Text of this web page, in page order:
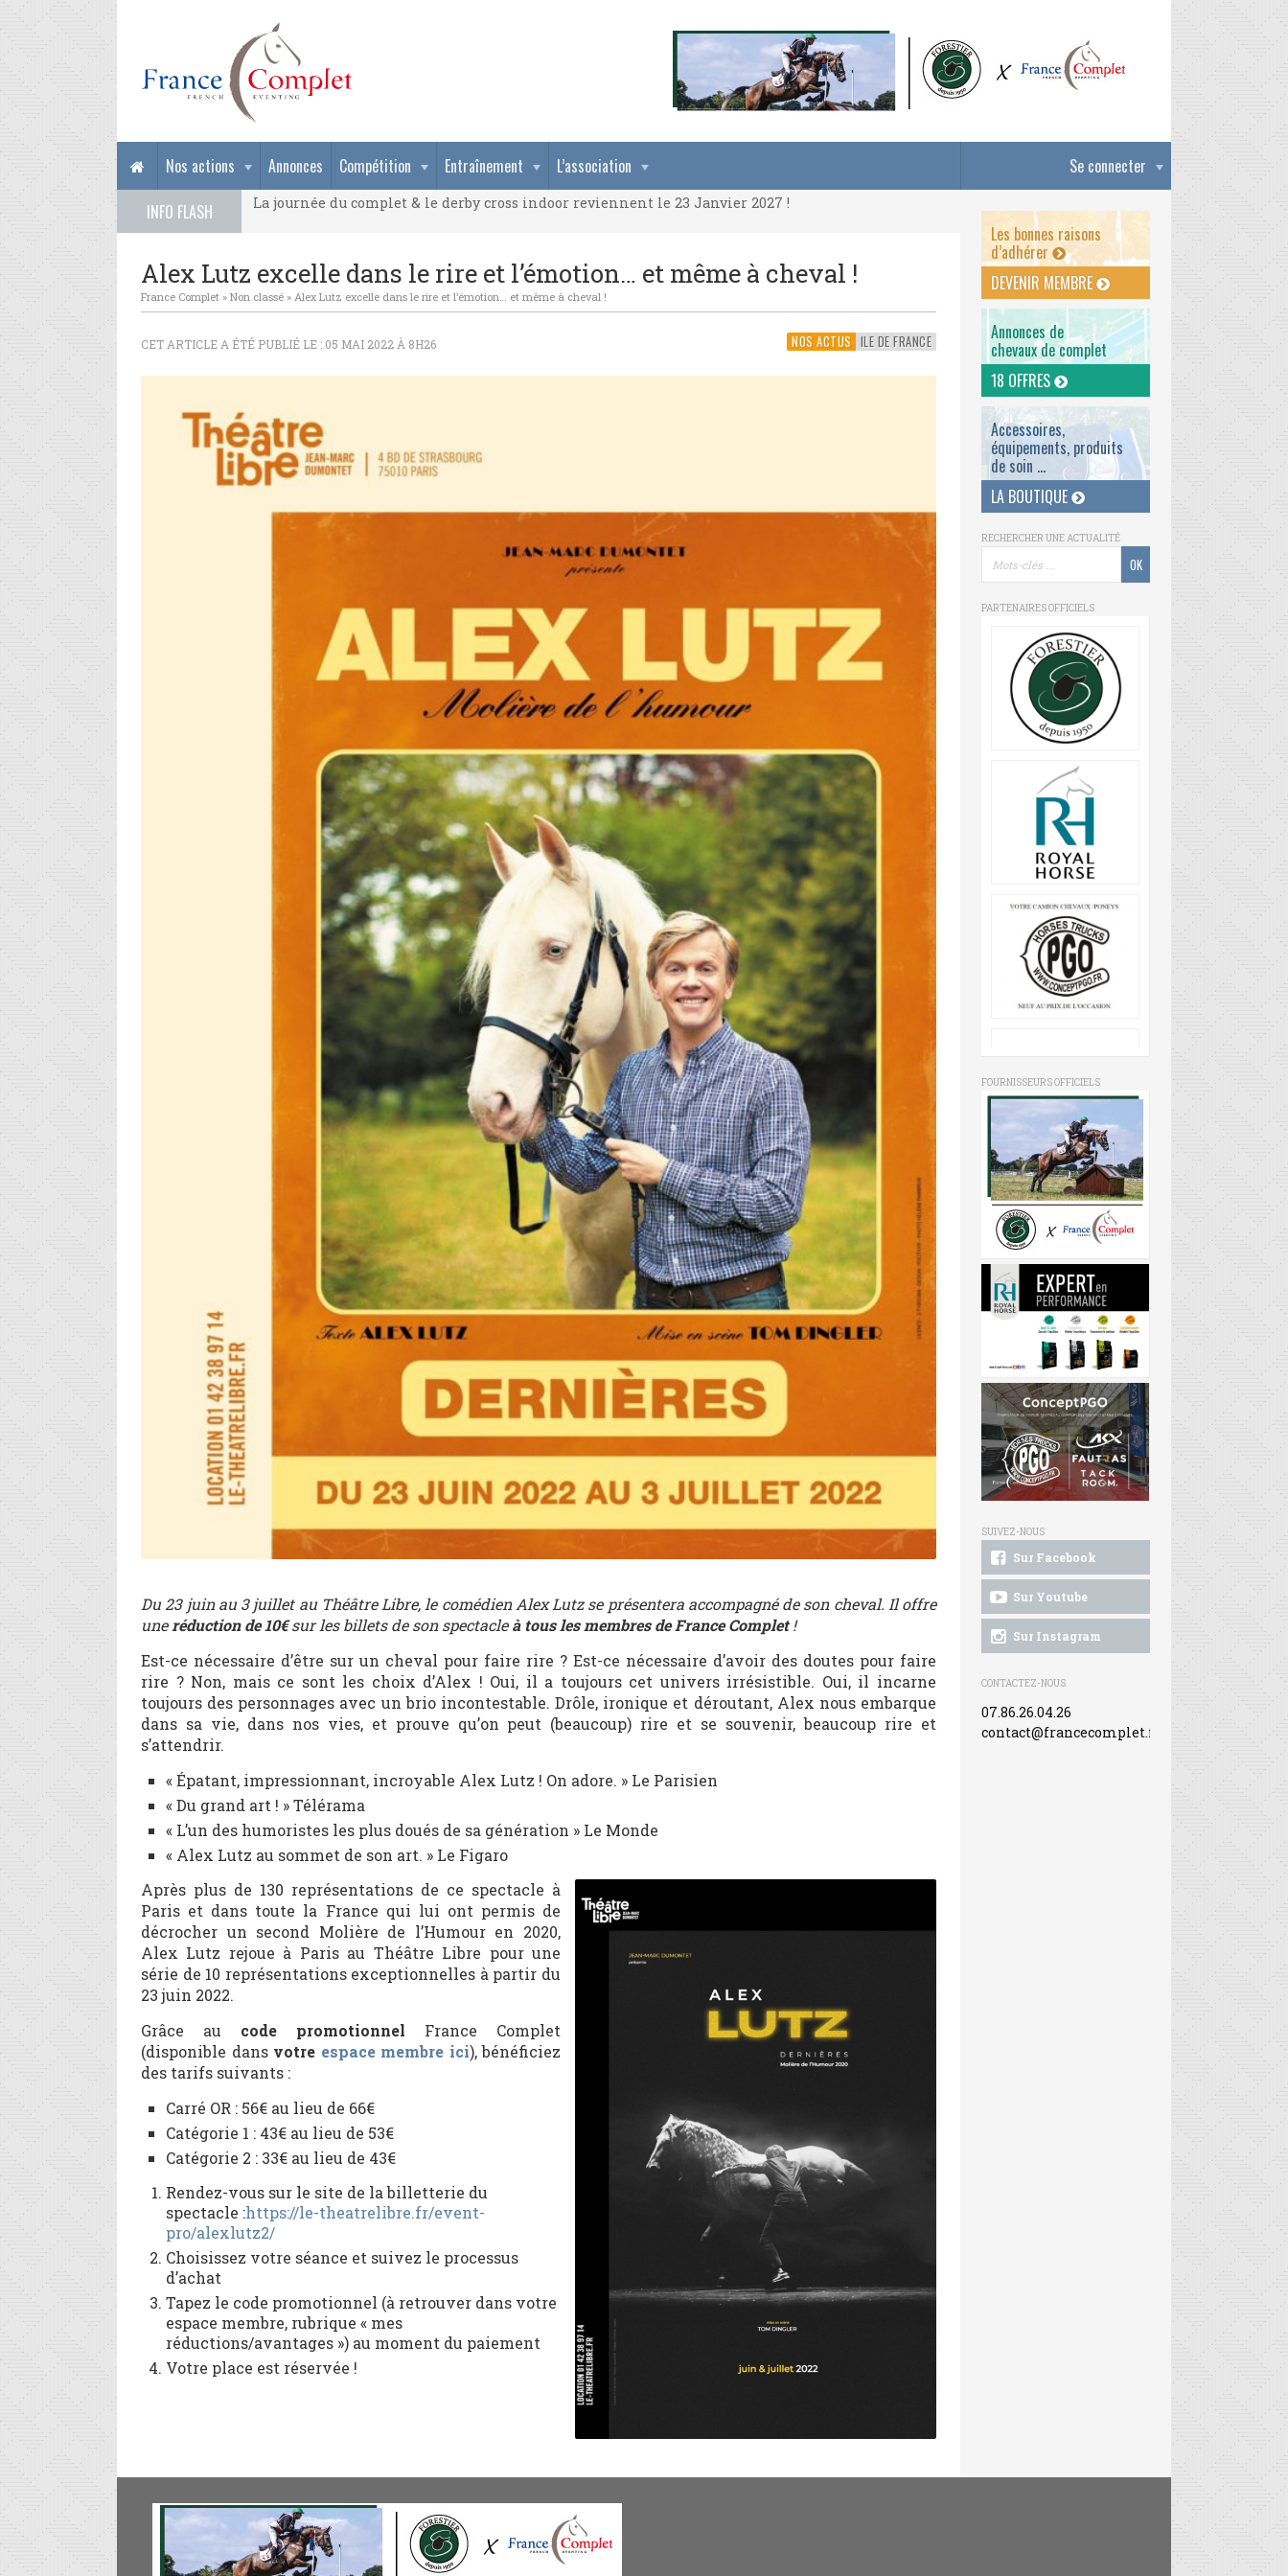
Se connecter
Nos actions Annonces Compétition Entraînement
L’association
INFO FLASH
La journée du complet & le derby cross indoor reviennent le 23 Janvier 2027 !
La journée du complet & le derby cross indoor reviennent le 23 Janvier 2027 !
Alex Lutz excelle dans le rire et l’émotion… et même à cheval !
France Complet » Non classé » Alex Lutz excelle dans le rire et l’émotion… et même à cheval !
NOS ACTUS ILE DE FRANCE
CET ARTICLE A ÉTÉ PUBLIÉ LE : 05 MAI 2022 À 8H26
Du 23 juin au 3 juillet au Théâtre Libre, le comédien Alex Lutz se présentera accompagné de son cheval. Il offre
uneréduction de 10€sur les billets de son spectacleà tous les membres de France Complet!
Est-ce nécessaire d’être sur un cheval pour faire rire ? Est-ce nécessaire d’avoir des doutes pour faire
rire ? Non, mais ce sont les choix d’Alex ! Oui, il a toujours cet univers irrésistible. Oui, il incarne
toujours des personnages avec un brio incontestable. Drôle, ironique et déroutant, Alex nous embarque
dans sa vie, dans nos vies, et prouve qu’on peut (beaucoup) rire et se souvenir, beaucoup rire et
s’attendrir.
« Épatant, impressionnant, incroyable Alex Lutz ! On adore. » Le Parisien
« Du grand art ! » Télérama
« L’un des humoristes les plus doués de sa génération » Le Monde
« Alex Lutz au sommet de son art. » Le Figaro
Après plus de 130 représentations de ce spectacle à
Paris et dans toute la France qui lui ont permis de
décrocher un second Molière de l’Humour en 2020,
Alex Lutz rejoue à Paris au Théâtre Libre pour une
série de 10 représentations exceptionnelles à partir du
23 juin 2022.
Grâce au code promotionnel France Complet
(disponible dans votre espace membre ici), bénéficiez
des tarifs suivants :
Carré OR : 56€ au lieu de 66€
Catégorie 1 : 43€ au lieu de 53€
Catégorie 2 : 33€ au lieu de 43€
Rendez-vous sur le site de la billetterie du
spectacle :https://le-theatrelibre.fr/event-
pro/alexlutz2/
Choisissez votre séance et suivez le processus
d’achat
Tapez le code promotionnel (à retrouver dans votre
espace membre, rubrique « mes
réductions/avantages ») au moment du paiement
Votre place est réservée !
Les bonnes raisons
d’adhérer
DEVENIR MEMBRE
Annonces de
chevaux de complet
18 OFFRES
Accessoires,
équipements, produits
de soin ...
LA BOUTIQUE
RECHERCHER UNE ACTUALITÉ
PARTENAIRES OFFICIELS
FOURNISSEURS OFFICIELS
SUIVEZ-NOUS
Sur Facebook
Sur Youtube
Sur Instagram
CONTACTEZ-NOUS
07.86.26.04.26
contact@francecomplet.fr